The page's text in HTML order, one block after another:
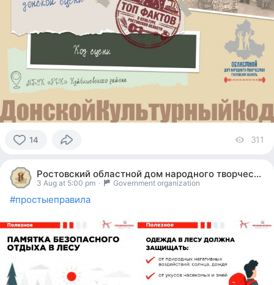
14
people
reacted
311
Ростовский областной дом народного творчества
3 Aug at 5:00 pm · Government organization
#простыеправила